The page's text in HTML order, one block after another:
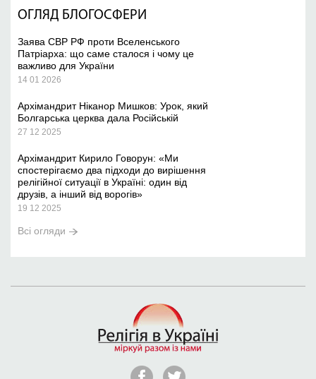
ОГЛЯД БЛОГОСФЕРИ
Заява СВР РФ проти Вселенського
Патріарха: що саме сталося і чому це
важливо для України
14 01 2026
Архімандрит Ніканор Мишков: Урок, який
Болгарська церква дала Російській
27 12 2025
Архімандрит Кирило Говорун: «Ми
спостерігаємо два підходи до вирішення
релігійної ситуації в Україні: один від
друзів, а інший від ворогів»
19 12 2025
Всі огляди